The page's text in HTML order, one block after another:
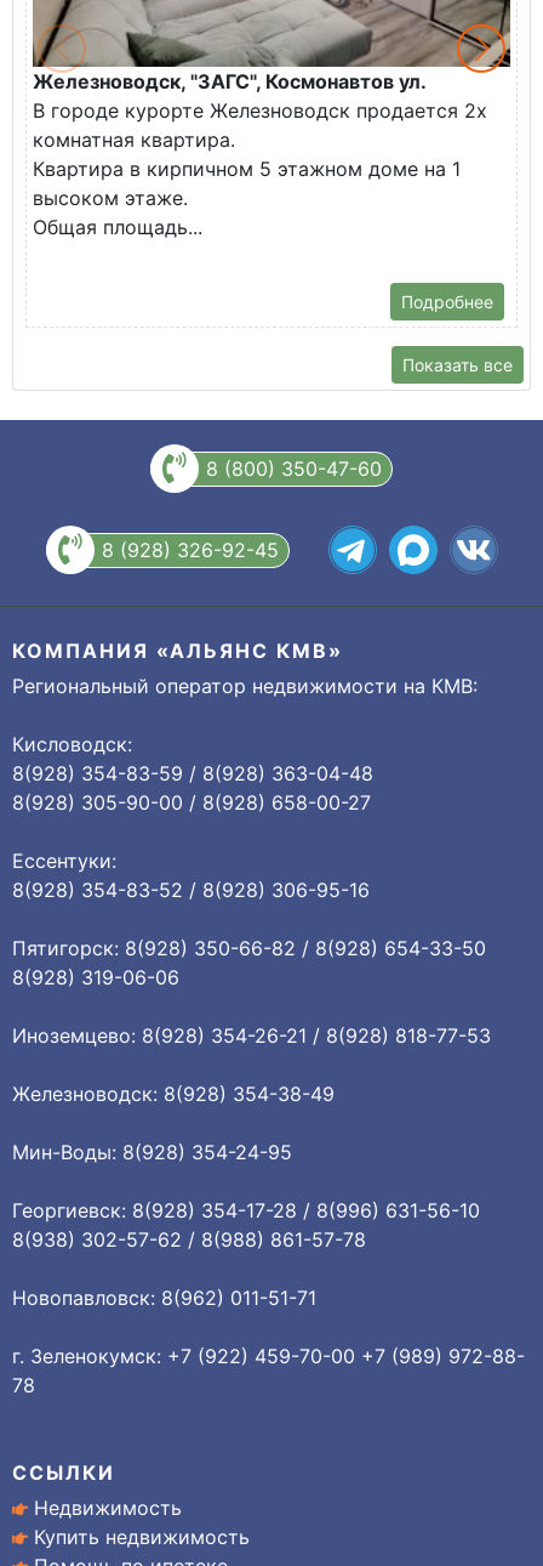
Железноводск, "ЗАГС", Космонавтов ул.
В городе курорте Железноводск продается 2х
комнатная квартира.
Квартира в кирпичном 5 этажном доме на 1
высоком этаже.
Общая площадь...
Подробнее
Показать все
8 (800) 350-47-60
8 (928) 326-92-45
КОМПАНИЯ «АЛЬЯНС КМВ»
Региональный оператор недвижимости на КМВ:
Кисловодск:
8(928) 354-83-59 / 8(928) 363-04-48
8(928) 305-90-00 / 8(928) 658-00-27
Ессентуки:
8(928) 354-83-52 / 8(928) 306-95-16
Пятигорск: 8(928) 350-66-82 / 8(928) 654-33-50
8(928) 319-06-06
Иноземцево: 8(928) 354-26-21 / 8(928) 818-77-53
Железноводск: 8(928) 354-38-49
Мин-Воды: 8(928) 354-24-95
Георгиевск: 8(928) 354-17-28 / 8(996) 631-56-10
8(938) 302-57-62 / 8(988) 861-57-78
Новопавловск: 8(962) 011-51-71
г. Зеленокумск: +7 (922) 459-70-00 +7 (989) 972-88-
78
ССЫЛКИ
Недвижимость
Купить недвижимость